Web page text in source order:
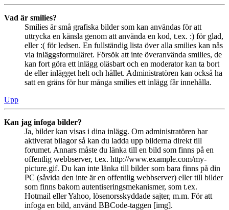
Vad är smilies?
Smilies är små grafiska bilder som kan användas för att
uttrycka en känsla genom att använda en kod, t.ex. :) för glad,
eller :( för ledsen. En fullständig lista över alla smilies kan nås
via inläggsformuläret. Försök att inte överanvända smilies, de
kan fort göra ett inlägg oläsbart och en moderator kan ta bort
de eller inlägget helt och hållet. Administratören kan också ha
satt en gräns för hur många smilies ett inlägg får innehålla.
Upp
Kan jag infoga bilder?
Ja, bilder kan visas i dina inlägg. Om administratören har
aktiverat bilagor så kan du ladda upp bilderna direkt till
forumet. Annars måste du länka till en bild som finns på en
offentlig webbserver, t.ex. http://www.example.com/my-
picture.gif. Du kan inte länka till bilder som bara finns på din
PC (såvida den inte är en offentlig webbserver) eller till bilder
som finns bakom autentiseringsmekanismer, som t.ex.
Hotmail eller Yahoo, lösenorsskyddade sajter, m.m. För att
infoga en bild, använd BBCode-taggen [img].